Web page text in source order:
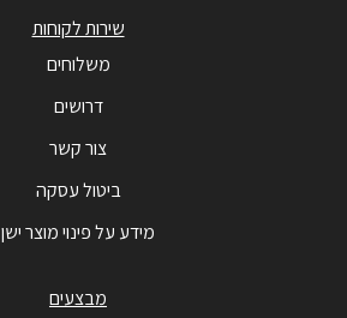
שירות לקוחות
משלוחים
דרושים
צור קשר
ביטול עסקה
מידע על פינוי מוצר ישן
מבצעים